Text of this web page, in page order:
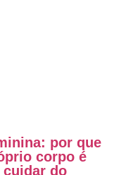
por que
corpo é
cuidar do